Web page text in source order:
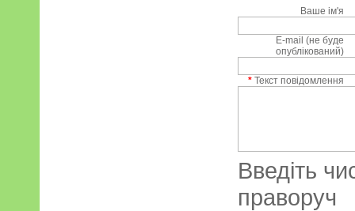
Ваше ім'я
E-mail (не буде
опублікований)
* Текст повідомлення
Введіть
праворуч